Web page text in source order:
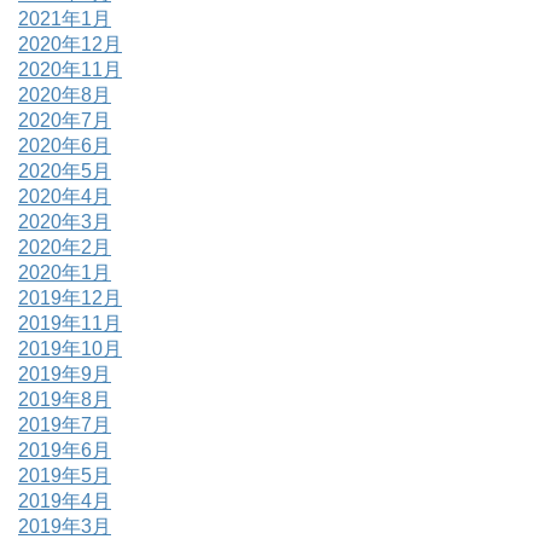
2021年1月
2020年12月
2020年11月
2020年8月
2020年7月
2020年6月
2020年5月
2020年4月
2020年3月
2020年2月
2020年1月
2019年12月
2019年11月
2019年10月
2019年9月
2019年8月
2019年7月
2019年6月
2019年5月
2019年4月
2019年3月